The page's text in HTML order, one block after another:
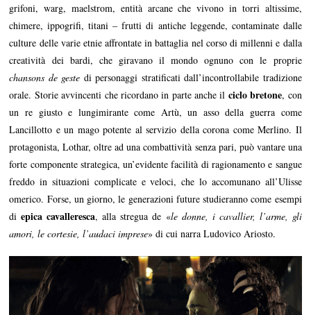
grifoni, warg, maelstrom, entità arcane che vivono in torri altissime,
chimere, ippogrifi, titani – frutti di antiche leggende, contaminate dalle
culture delle varie etnie affrontate in battaglia nel corso di millenni e dalla
creatività dei bardi, che giravano il mondo ognuno con le proprie
chansons de geste di personaggi stratificati dall’incontrollabile tradizione
orale. Storie avvincenti che ricordano in parte anche il ciclo bretone, con
un re giusto e lungimirante come Artù, un asso della guerra come
Lancillotto e un mago potente al servizio della corona come Merlino. Il
protagonista, Lothar, oltre ad una combattività senza pari, può vantare una
forte componente strategica, un’evidente facilità di ragionamento e sangue
freddo in situazioni complicate e veloci, che lo accomunano all’Ulisse
omerico. Forse, un giorno, le generazioni future studieranno come esempi
diepica cavalleresca, alla stregua de «le donne, i cavallier, l’arme, gli
amori, le cortesie, l’audaci imprese» di cui narra Ludovico Ariosto.